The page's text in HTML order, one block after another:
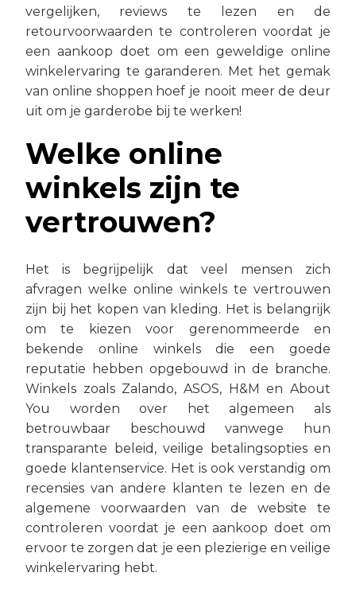
vergelijken, reviews te lezen en de
retourvoorwaarden te controleren voordat je
een aankoop doet om een geweldige online
winkelervaring te garanderen. Met het gemak
van online shoppen hoef je nooit meer de deur
uit om je garderobe bij te werken!
Welke online
winkels zijn te
vertrouwen?
Het is begrijpelijk dat veel mensen zich
afvragen welke online winkels te vertrouwen
zijn bij het kopen van kleding. Het is belangrijk
om te kiezen voor gerenommeerde en
bekende online winkels die een goede
reputatie hebben opgebouwd in de branche.
Winkels zoals Zalando, ASOS, H&M en About
You worden over het algemeen als
betrouwbaar beschouwd vanwege hun
transparante beleid, veilige betalingsopties en
goede klantenservice. Het is ook verstandig om
recensies van andere klanten te lezen en de
algemene voorwaarden van de website te
controleren voordat je een aankoop doet om
ervoor te zorgen dat je een plezierige en veilige
winkelervaring hebt.